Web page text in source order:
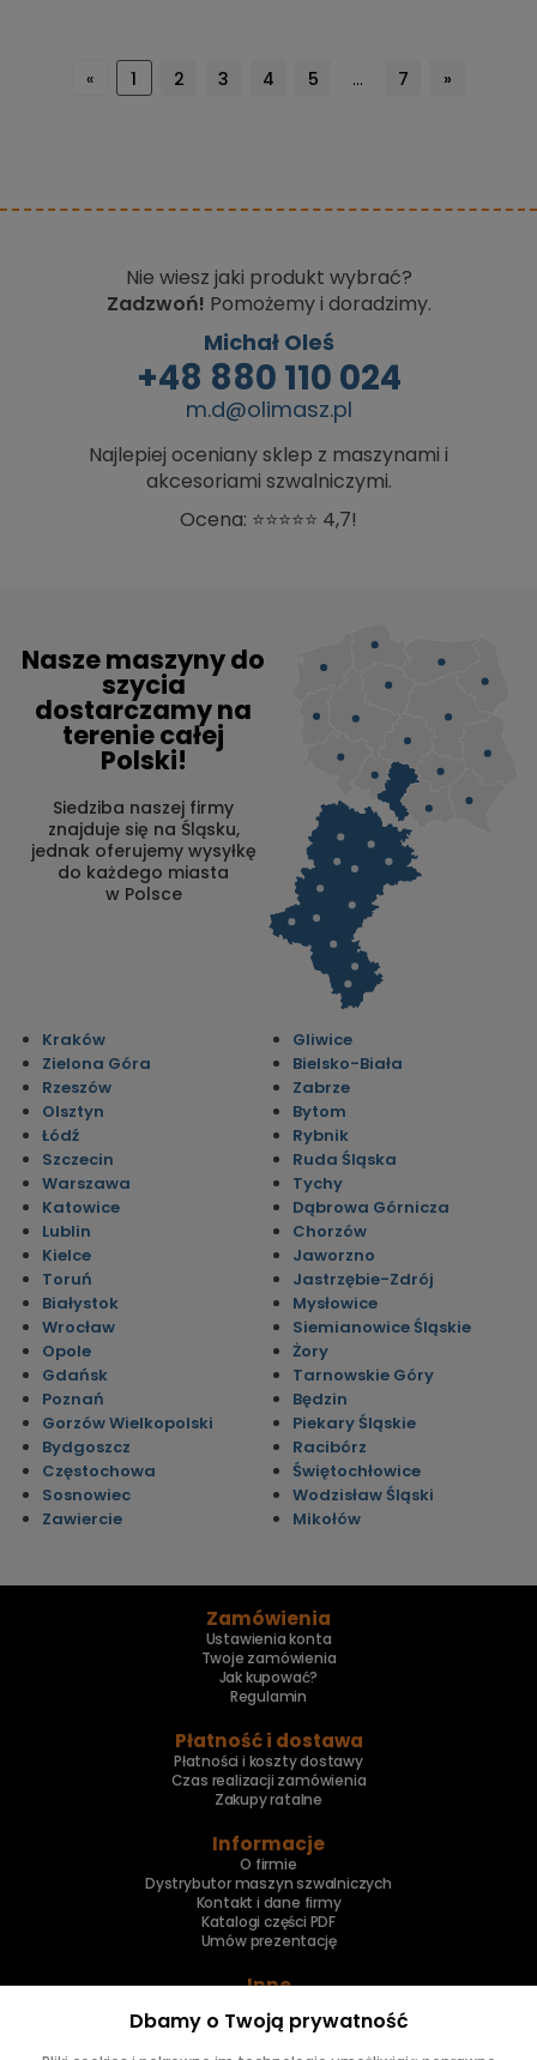
« 1 2 3 4 5 ... 7 »
Nie wiesz jaki produkt wybrać?
Zadzwoń! Pomożemy i doradzimy.
Michał Oleś
+48 880 110 024
m.d@olimasz.pl
Najlepiej oceniany sklep z maszynami i
akcesoriami szwalniczymi.
Ocena: ⭐⭐⭐⭐⭐ 4,7!
Nasze maszyny do
szycia
dostarczamy na
terenie całej
Polski!
Siedziba naszej firmy
znajduje się na Śląsku,
jednak oferujemy wysyłkę
do każdego miasta
w Polsce
Kraków
Zielona Góra
Rzeszów
Olsztyn
Łódź
Szczecin
Warszawa
Katowice
Lublin
Kielce
Toruń
Białystok
Wrocław
Opole
Gdańsk
Poznań
Gorzów Wielkopolski
Bydgoszcz
Częstochowa
Sosnowiec
Zawiercie
Gliwice
Bielsko-Biała
Zabrze
Bytom
Rybnik
Ruda Śląska
Tychy
Dąbrowa Górnicza
Chorzów
Jaworzno
Jastrzębie-Zdrój
Mysłowice
Siemianowice Śląskie
Żory
Tarnowskie Góry
Będzin
Piekary Śląskie
Racibórz
Świętochłowice
Wodzisław Śląski
Mikołów
Zamówienia
Ustawienia konta
Twoje zamówienia
Jak kupować?
Regulamin
Płatność i dostawa
Płatności i koszty dostawy
Czas realizacji zamówienia
Zakupy ratalne
Informacje
O firmie
Dystrybutor maszyn szwalniczych
Kontakt i dane firmy
Katalogi części PDF
Umów prezentację
Inne
Naprawa maszyn
Dbamy o Twoją prywatność